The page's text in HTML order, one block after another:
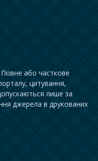
або часткове
цитування,
лише за
джерела в друкованих